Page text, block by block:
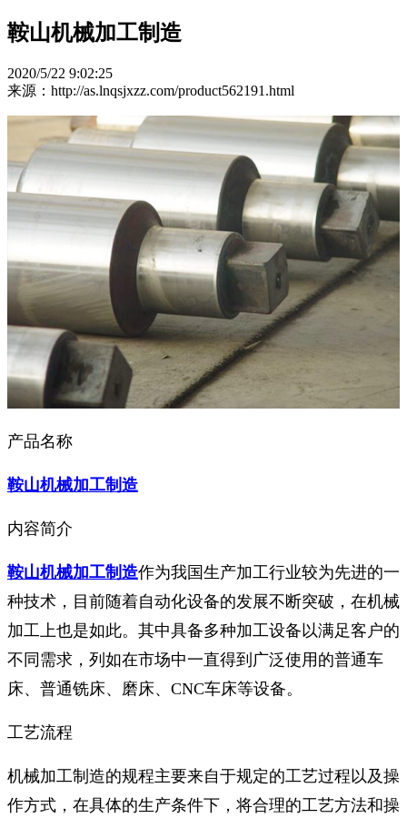
鞍山机械加工制造
2020/5/22 9:02:25
来源：http://as.lnqsjxzz.com/product562191.html
产品名称
鞍山机械加工制造
内容简介
鞍山机械加工制造作为我国生产加工行业较为先进的一
种技术，目前随着自动化设备的发展不断突破，在机械
加工上也是如此。其中具备多种加工设备以满足客户的
不同需求，列如在市场中一直得到广泛使用的普通车
床、普通铣床、磨床、CNC车床等设备。
工艺流程
机械加工制造的规程主要来自于规定的工艺过程以及操
作方式，在具体的生产条件下，将合理的工艺方法和操